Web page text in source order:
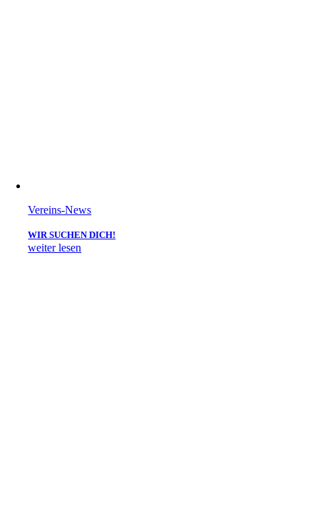
Vereins-News
WIR SUCHEN DICH!
weiter lesen